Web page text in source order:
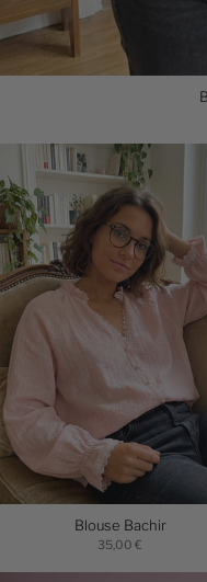
Blouse Bachir
35,00 €